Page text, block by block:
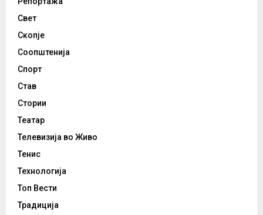
Свет
Скопје
Соопштенија
Спорт
Став
Стории
Театар
Телевизија во Живо
Тенис
Технологија
Топ Вести
Традиција